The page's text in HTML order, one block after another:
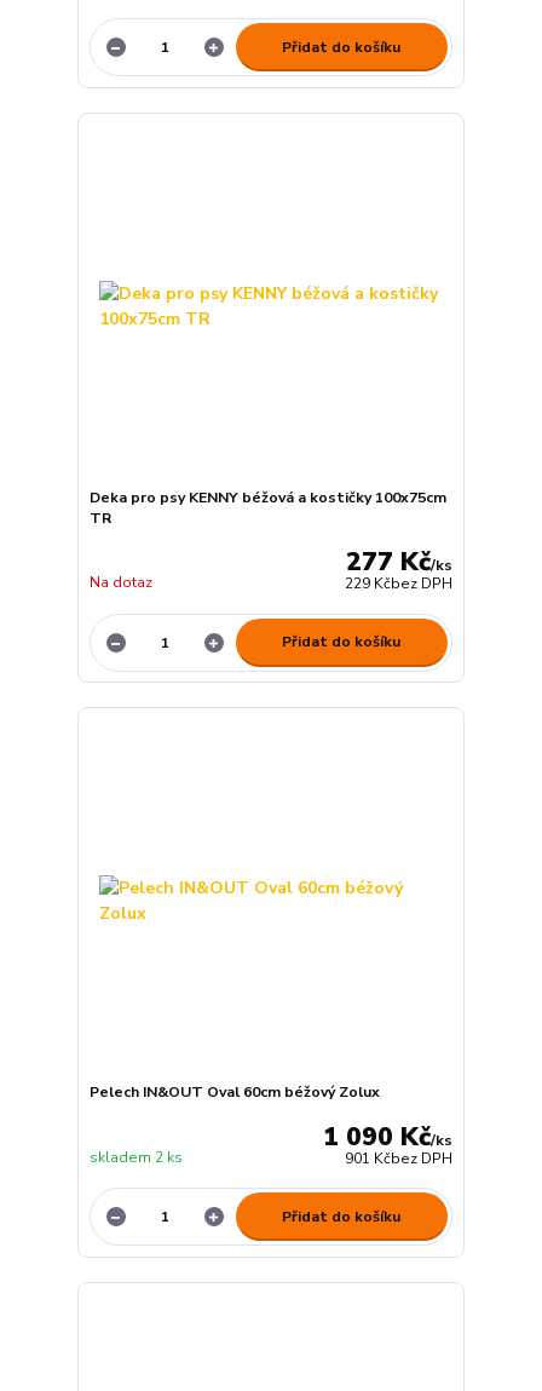
Přidat do košíku
Deka pro psy KENNY béžová a kostičky 100x75cm
TR
277 Kč/ks
229 Kčbez DPH
Na dotaz
Přidat do košíku
Pelech IN&OUT Oval 60cm béžový Zolux
1 090 Kč/ks
901 Kčbez DPH
skladem 2 ks
Přidat do košíku